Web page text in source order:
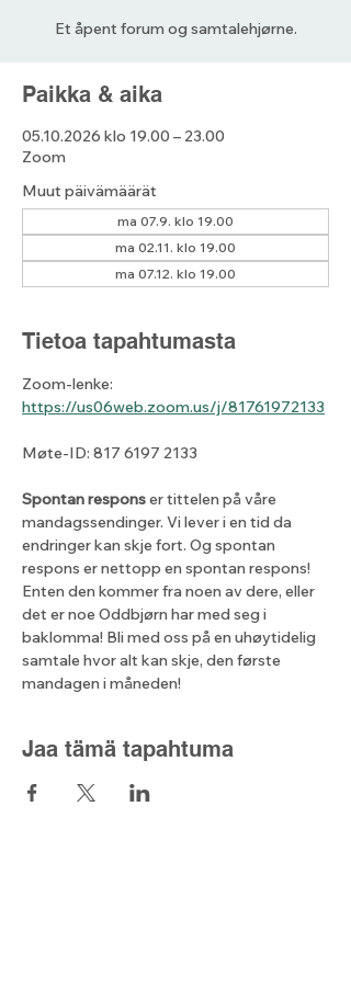
Et åpent forum og samtalehjørne.
Paikka & aika
05.10.2026 klo 19.00 – 23.00
Zoom
Muut päivämäärät
ma 07.9. klo 19.00
ma 02.11. klo 19.00
ma 07.12. klo 19.00
Tietoa tapahtumasta
Zoom-lenke:
https://us06web.zoom.us/j/81761972133
Møte-ID: 817 6197 2133
Spontan respons er tittelen på våre
mandagssendinger. Vi lever i en tid da
endringer kan skje fort. Og spontan
respons er nettopp en spontan respons!
Enten den kommer fra noen av dere, eller
det er noe Oddbjørn har med seg i
baklomma! Bli med oss på en uhøytidelig
samtale hvor alt kan skje, den første
mandagen i måneden!
Jaa tämä tapahtuma